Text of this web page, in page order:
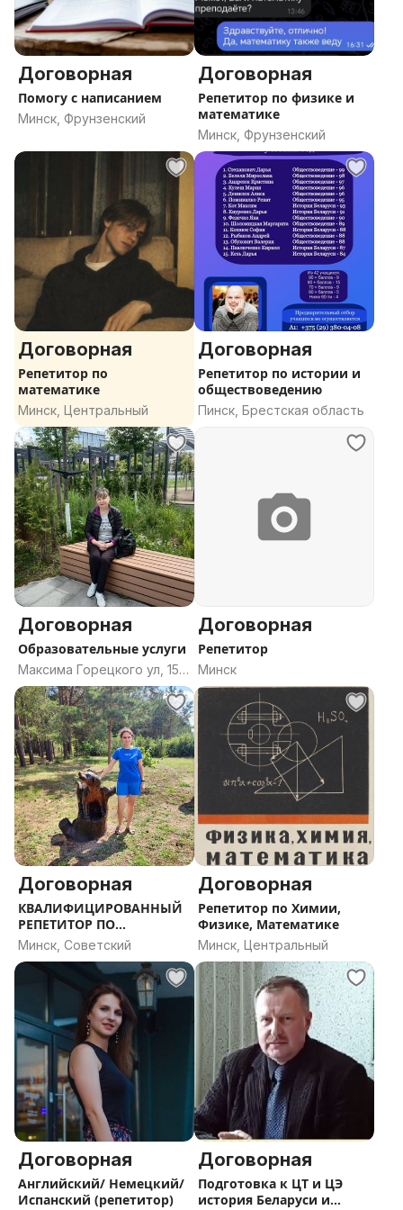
Договорная
Помогу с написанием
Минск, Фрунзенский
Договорная
Репетитор по физике и
математике
Минск, Фрунзенский
Договорная
Репетитор по
математике
Минск, Центральный
Договорная
Репетитор по истории и
обществоведению
Пинск, Брестская область
Договорная
Образовательные услуги
Максима Горецкого ул, 15,
Минск
Договорная
Репетитор
Минск
Договорная
КВАЛИФИЦИРОВАННЫЙ
РЕПЕТИТОР ПО
НЕМЕЦКОМУ ЯЗЫКУ
Минск, Советский
Договорная
Репетитор по Химии,
Физике, Математике
Минск, Центральный
Договорная
Английский/ Немецкий/
Испанский (репетитор)
Договорная
Подготовка к ЦТ и ЦЭ
история Беларуси и